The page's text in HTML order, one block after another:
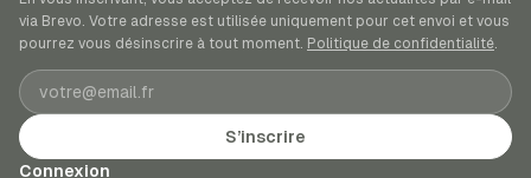
via Brevo. Votre adresse est utilisée uniquement pour cet envoi et vous
pourrez vous désinscrire à tout moment. Politique de confidentialité.
Adresse e-mail
S’inscrire
Connexion